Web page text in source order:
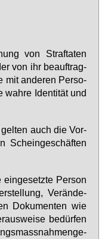
von Straf­ta­ten
von ihr be­auf­trag­
mit an­de­ren Per­so­
wah­re Iden­ti­tät und
gel­ten auch die Vor­
Schein­ge­schäf­ten
Per­son
Ver­än­de­
Do­ku­men­ten wie
be­dür­fen